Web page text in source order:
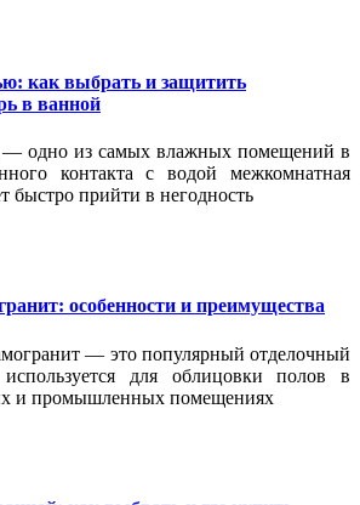
как выбрать и защитить
в ванной
— одно из самых влажных помещений в
контакта с водой межкомнатная
быстро прийти в негодность
особенности и преимущества
— это популярный отделочный
для облицовки полов в
и промышленных помещениях